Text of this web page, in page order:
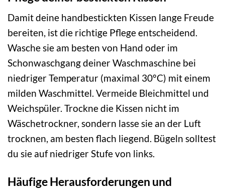
Damit deine handbestickten Kissen lange Freude
bereiten, ist die richtige Pflege entscheidend.
Wasche sie am besten von Hand oder im
Schonwaschgang deiner Waschmaschine bei
niedriger Temperatur (maximal 30°C) mit einem
milden Waschmittel. Vermeide Bleichmittel und
Weichspüler. Trockne die Kissen nicht im
Wäschetrockner, sondern lasse sie an der Luft
trocknen, am besten flach liegend. Bügeln solltest
du sie auf niedriger Stufe von links.
Häufige Herausforderungen und